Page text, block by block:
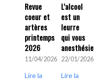
Revue
coeur et
artères
printemps
2026
11/04/2026
Lire la
L’alcool
est un
leurre
qui vous
anesthésie
22/01/2026
Lire la